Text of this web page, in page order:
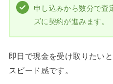
申し込みから数分で査
ズに契約が進みます。
即日で現金を受け取りたい
スピード感です。